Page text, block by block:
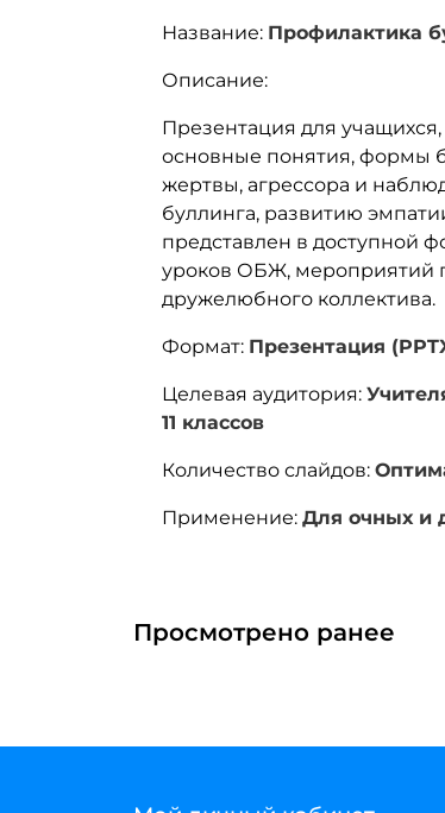
Название: Профилактика
Описание:
Презентация для
основные понятия, формы
жертвы, агрессора и
буллинга, развитию
представлен в доступной
уроков ОБЖ, мероприятий
дружелюбного коллектива.
Формат: Презентация
Целевая аудитория:
11 классов
Количество слайдов:
Применение: Для очных и
Просмотрено ранее